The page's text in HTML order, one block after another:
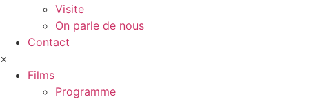
Visite
On parle de nous
Contact
×
Films
Programme